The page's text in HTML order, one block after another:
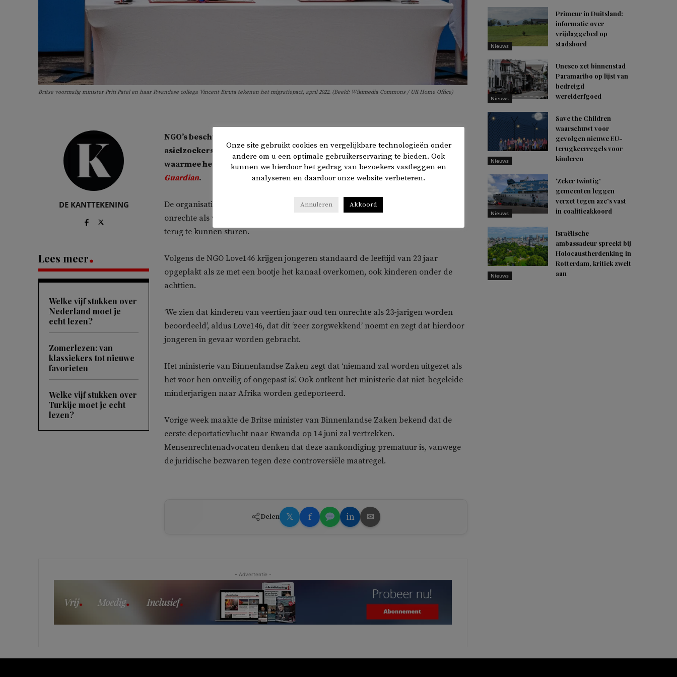
Britse voormalig minister Priti Patel en haar Rwandese collega Vincent Biruta tekenen het migratiepact, april 2022. (Beeld: Wikimedia Commons / UK Home Office)
DE KANTTEKENING
Lees meer
Welke vijf stukken over
Nederland moet je
echt lezen?
Zomerlezen: van
klassiekers tot nieuwe
favorieten
Welke vijf stukken over
Turkije moet je echt
lezen?
NGO’s beschuldigen het Verenigd Koninkrijk ervan minderjarige
asielzoekers zonder begeleiding terug te willen sturen naar Rwanda,
waarmee het onlangs een migratiedeal sloot. Dit meldt de Britse krantthe
Guardian.
De organisaties spreken van een ‘zorgwekkend patroon’ van kinderen die ten
onrechte als volwassenen worden geclassificeerd door het ministerie, om ze zo
terug te kunnen sturen.
Volgens de NGO Love146 krijgen jongeren standaard de leeftijd van 23 jaar
opgeplakt als ze met een bootje het kanaal overkomen, ook kinderen onder de
achttien.
‘We zien dat kinderen van veertien jaar oud ten onrechte als 23-jarigen worden
beoordeeld’, aldus Love146, dat dit ‘zeer zorgwekkend’ noemt en zegt dat hierdoor
jongeren in gevaar worden gebracht.
Het ministerie van Binnenlandse Zaken zegt dat ‘niemand zal worden uitgezet als
het voor hen onveilig of ongepast is’. Ook ontkent het ministerie dat niet-begeleide
minderjarigen naar Afrika worden gedeporteerd.
Vorige week maakte de Britse minister van Binnenlandse Zaken bekend dat de
eerste deportatievlucht naar Rwanda op 14 juni zal vertrekken.
Mensenrechtenadvocaten denken dat deze aankondiging prematuur is, vanwege
de juridische bezwaren tegen deze controversiële maatregel.
Delen 𝕏 f in ✉
- Advertentie -
Nieuws
Primeur in Duitsland:
informatie over
vrijdaggebed op
stadsbord
Nieuws
Unesco zet binnenstad
Paramaribo op lijst van
bedreigd
werelderfgoed
Nieuws
Save the Children
waarschuwt voor
gevolgen nieuwe EU-
terugkeerregels voor
kinderen
Nieuws
‘Zeker twintig’
gemeenten leggen
verzet tegen azc’s vast
in coalitieakkoord
Nieuws
Israëlische
ambassadeur spreekt bij
Holocaustherdenking in
Rotterdam, kritiek zwelt
aan
Onze site gebruikt cookies en vergelijkbare technologieën onder
andere om u een optimale gebruikerservaring te bieden. Ook
kunnen we hierdoor het gedrag van bezoekers vastleggen en
analyseren en daardoor onze website verbeteren.
Annuleren Akkoord